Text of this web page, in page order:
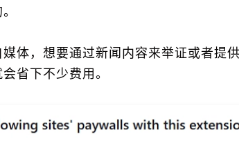
体，想要通过新闻内容来举证或者提
省下不少费用。